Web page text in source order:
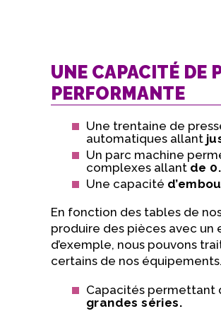
UNE CAPACITÉ DE
PERFORMANTE
Une trentaine de
automatiques allant
Un parc machine
complexes allant de
Une capacité
En fonction des tables de
produire des pièces avec
d’exemple, nous pouvons
certains de nos équipements.
Capacités permettant
grandes séries.